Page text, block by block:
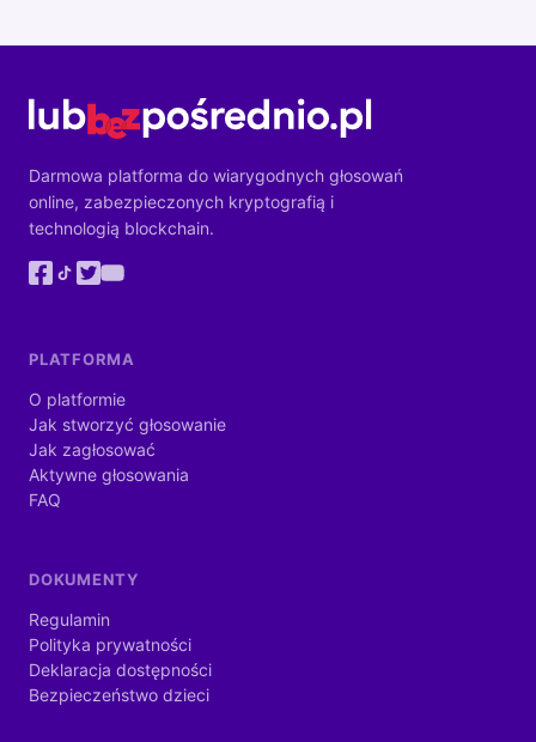
Darmowa platforma do wiarygodnych głosowań
online, zabezpieczonych kryptografią i
technologią blockchain.
PLATFORMA
O platformie
Jak stworzyć głosowanie
Jak zagłosować
Aktywne głosowania
FAQ
DOKUMENTY
Regulamin
Polityka prywatności
Deklaracja dostępności
Bezpieczeństwo dzieci